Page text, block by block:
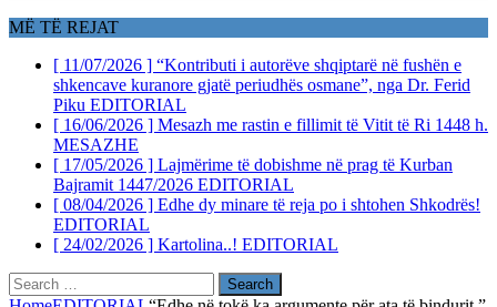
MË TË REJAT
[ 11/07/2026 ] “Kontributi i autorëve shqiptarë në fushën e
shkencave kuranore gjatë periudhës osmane”, nga Dr. Ferid
Piku EDITORIAL
[ 16/06/2026 ] Mesazh me rastin e fillimit të Vitit të Ri 1448 h.
MESAZHE
[ 17/05/2026 ] Lajmërime të dobishme në prag të Kurban
Bajramit 1447/2026 EDITORIAL
[ 08/04/2026 ] Edhe dy minare të reja po i shtohen Shkodrës!
EDITORIAL
[ 24/02/2026 ] Kartolina..! EDITORIAL
Search
for: